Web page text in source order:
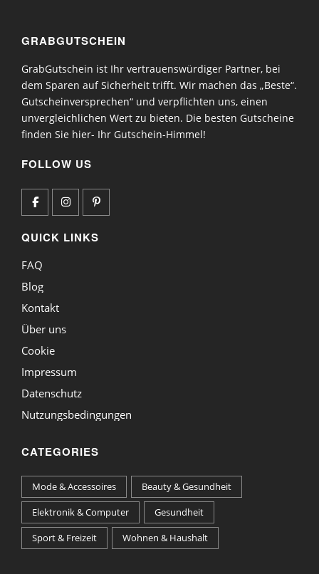
GRABGUTSCHEIN
GrabGutschein ist Ihr vertrauenswürdiger Partner, bei
dem Sparen auf Sicherheit trifft. Wir machen das „Beste“.
Gutscheinversprechen“ und verpflichten uns, einen
unvergleichlichen Wert zu bieten. Die besten Gutscheine
finden Sie hier- Ihr Gutschein-Himmel!
FOLLOW US
QUICK LINKS
FAQ
Blog
Kontakt
Über uns
Cookie
Impressum
Datenschutz
Nutzungsbedingungen
CATEGORIES
Mode & Accessoires
Beauty & Gesundheit
Elektronik & Computer
Gesundheit
Sport & Freizeit
Wohnen & Haushalt